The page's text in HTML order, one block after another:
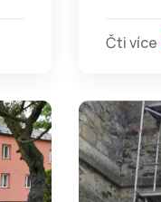
Čti více